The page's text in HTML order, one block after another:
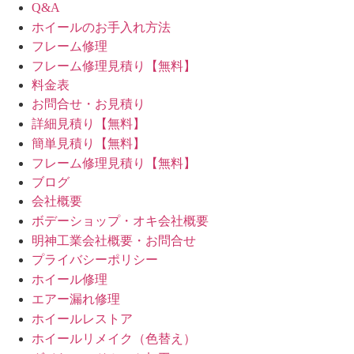
Q&A
ホイールのお手入れ方法
フレーム修理
フレーム修理見積り【無料】
料金表
お問合せ・お見積り
詳細見積り【無料】
簡単見積り【無料】
フレーム修理見積り【無料】
ブログ
会社概要
ボデーショップ・オキ会社概要
明神工業会社概要・お問合せ
プライバシーポリシー
ホイール修理
エアー漏れ修理
ホイールレストア
ホイールリメイク（色替え）